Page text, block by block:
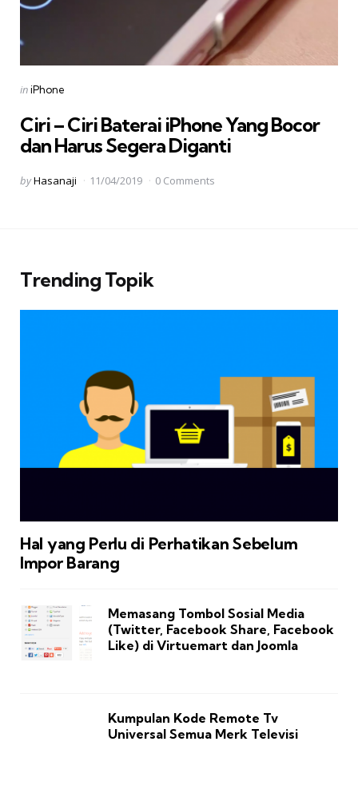
Categories
Posted
iniPhone
Ciri – Ciri Baterai iPhone Yang Bocor
dan Harus Segera Diganti
Posted
byHasanaji 11/04/2019 0 Comments
Trending Topik
Hal yang Perlu di Perhatikan Sebelum
Impor Barang
Memasang Tombol Sosial Media
(Twitter, Facebook Share, Facebook
Like) di Virtuemart dan Joomla
Kumpulan Kode Remote Tv
Universal Semua Merk Televisi